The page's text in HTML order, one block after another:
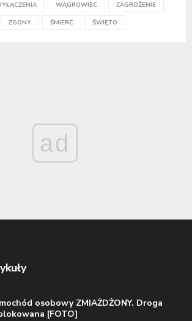
WĄGROWIEC ZAGROŻENIE
ZGONY ŚMIERĆ ŚWIĘTO
ad
osobowy ZMIAŻDŻONY. Droga
[FOTO]